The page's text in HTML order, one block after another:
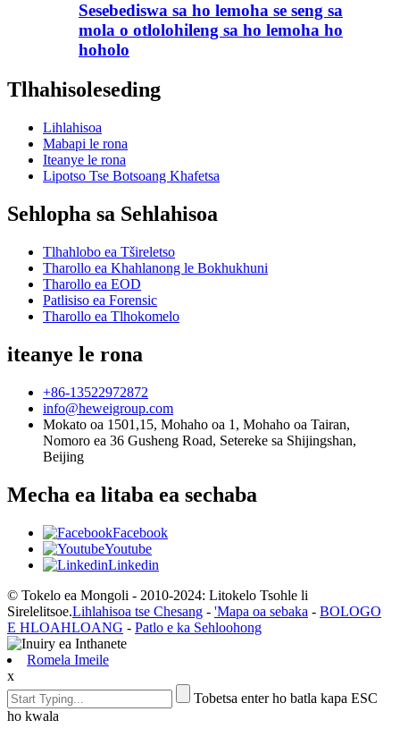
Sesebediswa sa ho lemoha se seng sa
mola o otlolohileng sa ho lemoha ho
hoholo
Tlhahisoleseding
Lihlahisoa
Mabapi le rona
Iteanye le rona
Lipotso Tse Botsoang Khafetsa
Sehlopha sa Sehlahisoa
Tlhahlobo ea Tšireletso
Tharollo ea Khahlanong le Bokhukhuni
Tharollo ea EOD
Patlisiso ea Forensic
Tharollo ea Tlhokomelo
iteanye le rona
+86-13522972872
info@heweigroup.com
Mokato oa 1501,15, Mohaho oa 1, Mohaho oa Tairan,
Nomoro ea 36 Gusheng Road, Setereke sa Shijingshan,
Beijing
Mecha ea litaba ea sechaba
Facebook
Youtube
Linkedin
© Tokelo ea Mongoli - 2010-2024: Litokelo Tsohle li
Sirelelitsoe.Lihlahisoa tse Chesang - 'Mapa oa sebaka - BOLOGO
E HLOAHLOANG - Patlo e ka Sehloohong
Romela Imeile
x
Tobetsa enter ho batla kapa ESC
ho kwala